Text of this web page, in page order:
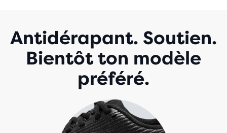
Antidérapant. Soutien.
Bientôt ton modèle
préféré.